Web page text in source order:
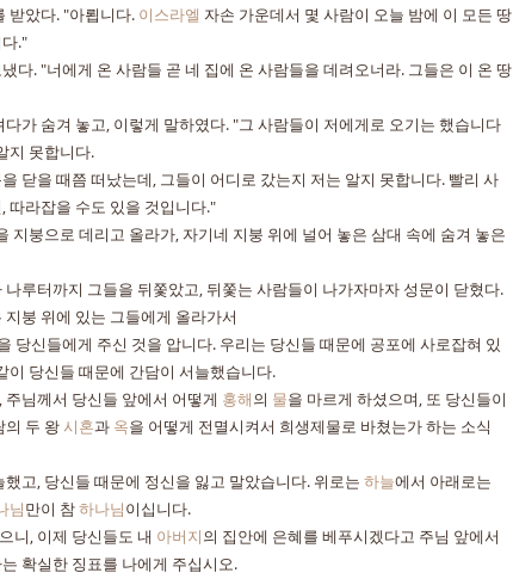
받았다. "아룁니다. 이스라엘 자손 가운데서 몇 사람이 오늘 밤에 이 모든 땅
."
다. "너에게 온 사람들 곧 네 집에 온 사람들을 데려오너라. 그들은 이 온 땅
가 숨겨 놓고, 이렇게 말하였다. "그 사람들이 저에게로 오기는 했습니다
지 못합니다.
닫을 때쯤 떠났는데, 그들이 어디로 갔는지 저는 알지 못합니다. 빨리 사
따라잡을 수도 있을 것입니다."
지붕으로 데리고 올라가, 자기네 지붕 위에 널어 놓은 삼대 속에 숨겨 놓은
나루터까지 그들을 뒤쫓았고, 뒤쫓는 사람들이 나가자마자 성문이 닫혔다.
붕 위에 있는 그들에게 올라가서
당신들에게 주신 것을 압니다. 우리는 당신들 때문에 공포에 사로잡혀 있
이 당신들 때문에 간담이 서늘했습니다.
님께서 당신들 앞에서 어떻게 홍해의 물을 마르게 하셨으며, 또 당신들이
의 두 왕 시혼과 옥을 어떻게 전멸시켜서 희생제물로 바쳤는가 하는 소식
고, 당신들 때문에 정신을 잃고 말았습니다. 위로는 하늘에서 아래로는
님만이 참 하나님이십니다.
니, 이제 당신들도 내 아버지의 집안에 은혜를 베푸시겠다고 주님 앞에서
확실한 징표를 나에게 주십시오.